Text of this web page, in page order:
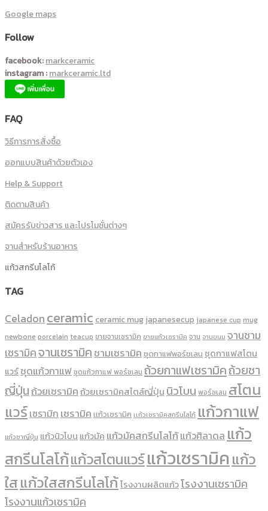
Google maps
Follow
facebook:markceramic
instagram :markceramic.ltd
FAQ
วิธีการการสั่งซื้อ
ออกแบบสินค้าด้วยตัวเอง
Help & Support
ติดตามสินค้า
สมัครรับข่าวสาร และโปรโมชั่นต่างๆ
จานสำหรับร้านอาหาร
แก้วสกรีนโลโก้
TAG
Celadonceramic ceramic mug japanesecup japanese cup mug
newbone porcelain teacup ขายจานเซรามิค ขายแก้วเซรามิค จาน จานขนม จานชาม
เซรามิคจานเซรามิคชามเซรามิคชุดกาแฟพอร์ชเลน ชุดกาแฟสโตน
แวร์ชุดแก้วกาแฟชุดแก้วกาแฟ พอร์ซเลน ถ้วยกาแฟเซรามิคถ้วยชา
ญี่ปุ่นถ้วยเซรามิคถ้วยเซรามิคสไตล์ญี่ปุ่น นิวโบน พอร์ซเลน สโตน
แวร์เซรามิกเซรามิคเเก้วเซรามิค เเก้วเซรามิคสกรีนโลโก้ แก้วกาแฟ
แก้วชาญี่ปุ่น แก้วนิวโบน แก้วมัคแก้วมัคสกรีนโลโก้แก้วศิลาดล แก้ว
สกรีนโลโก้แก้วสโตนแวร์แก้วเซรามิคแก้ว
ใสแก้วใสสกรีนโลโก้โรงงานผลิตแก้วโรงงานเซรามิค
โรงงานแก้วเซรามิค